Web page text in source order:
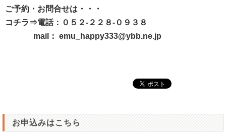
ご予約・お問合せは・・・
コチラ⇒電話：０５２-２２８-０９３８
mail： emu_happy333@ybb.ne.jp
お申込みはこちら